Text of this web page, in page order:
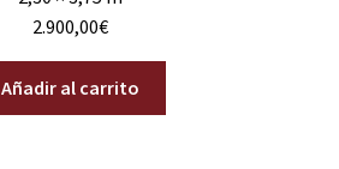
2.900,00€
Añadir al carrito